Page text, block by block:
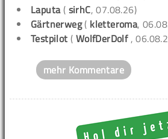
Laputa( sirhC, 07.08.26)
Gärtnerweg( kletteroma,
Testpilot ( WolfDerDolf ,
mehr Kommentare